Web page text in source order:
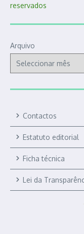
Arquivo
Contactos
Estatuto editorial
Ficha técnica
Lei da